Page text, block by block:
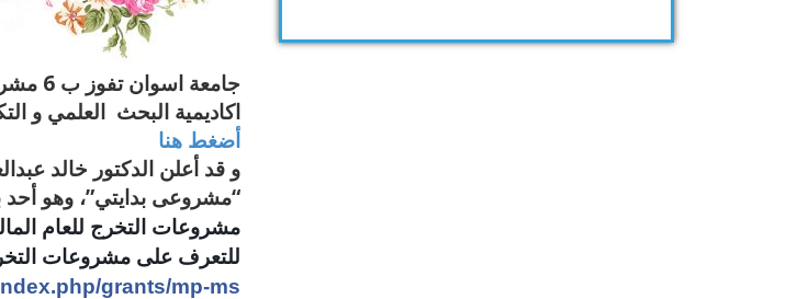
اكاديمية البحث العلمي و
أضغط هنا
و قد أعلن الدكتور خالد
“مشروعى بدايتي”، وهو أحد
مشروعات التخرج للعام المالى 2017/
للتعرف على مشروعات
grants/mp-ms